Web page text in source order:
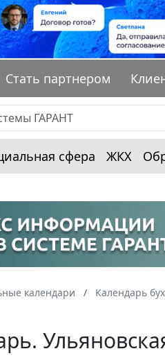
Стать партнером
сфера ЖКХ
календари Календарь